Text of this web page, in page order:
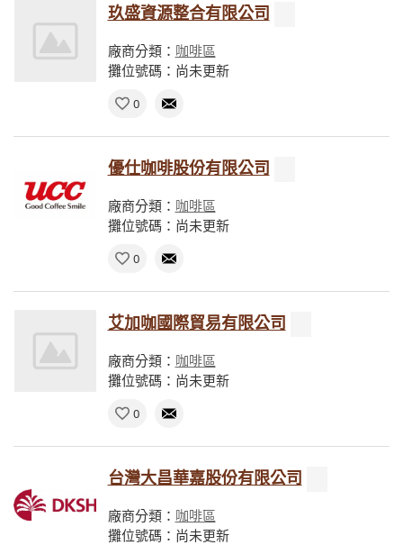
玖盛資源整合有限公司
廠商分類： 咖啡區
攤位號碼：尚未更新
0
優仕咖啡股份有限公司
廠商分類： 咖啡區
攤位號碼：尚未更新
0
艾加咖國際貿易有限公司
廠商分類： 咖啡區
攤位號碼：尚未更新
0
台灣大昌華嘉股份有限公司
廠商分類： 咖啡區
攤位號碼：尚未更新